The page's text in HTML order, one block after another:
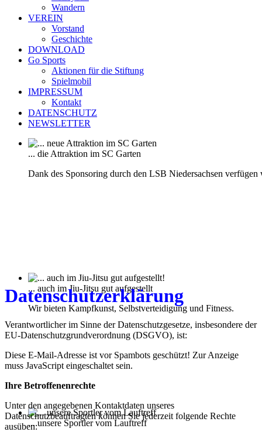
Wandern
VEREIN
Vorstand
Geschichte
DOWNLOAD
Go Sports
Aktionen für die Stiftung
Spielmobil
IMPRESSUM
Kontakt
DATENSCHUTZ
NEWSLETTER
... die Attraktion im SC Garten
Dank des Sponsoring durch den LSB Niedersachsen
... auch im Jiu-Jitsu gut aufgestellt
Wir bieten Kampfkunst, Selbstverteidigung und Fitness.
... unsere Sportler vom Lauftreff
Datenschutzerklärung
Verantwortlicher im Sinne der Datenschutzgesetze, insbesondere der
EU-Datenschutzgrundverordnung (DSGVO), ist:
Diese E-Mail-Adresse ist vor Spambots geschützt! Zur Anzeige
muss JavaScript eingeschaltet sein.
Ihre Betroffenenrechte
Unter den angegebenen Kontaktdaten unseres
Datenschutzbeauftragten können Sie jederzeit folgende Rechte
ausüben: